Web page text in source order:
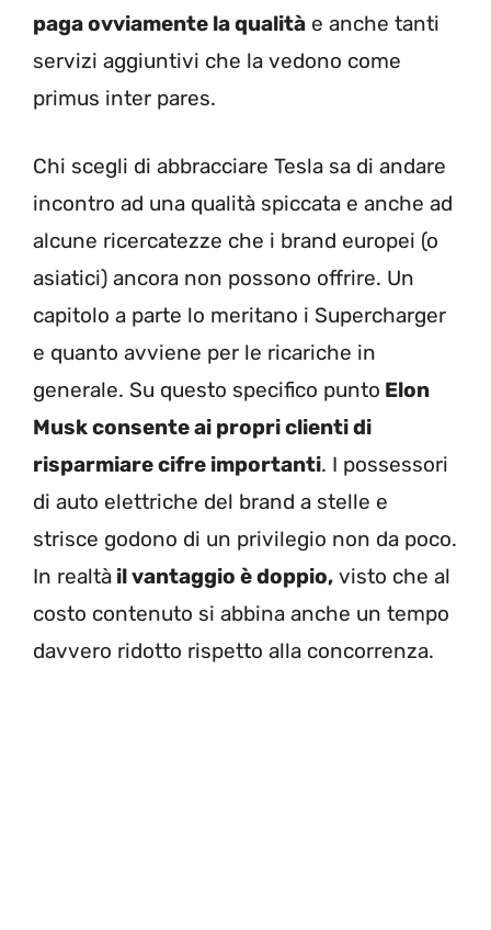
paga ovviamente la qualità e anche tanti
servizi aggiuntivi che la vedono come
primus inter pares.
Chi scegli di abbracciare Tesla sa di andare
incontro ad una qualità spiccata e anche ad
alcune ricercatezze che i brand europei (o
asiatici) ancora non possono offrire. Un
capitolo a parte lo meritano i Supercharger
e quanto avviene per le ricariche in
generale. Su questo specifico punto Elon
Musk consente ai propri clienti di
risparmiare cifre importanti. I possessori
di auto elettriche del brand a stelle e
strisce godono di un privilegio non da poco.
In realtà il vantaggio è doppio, visto che al
costo contenuto si abbina anche un tempo
davvero ridotto rispetto alla concorrenza.